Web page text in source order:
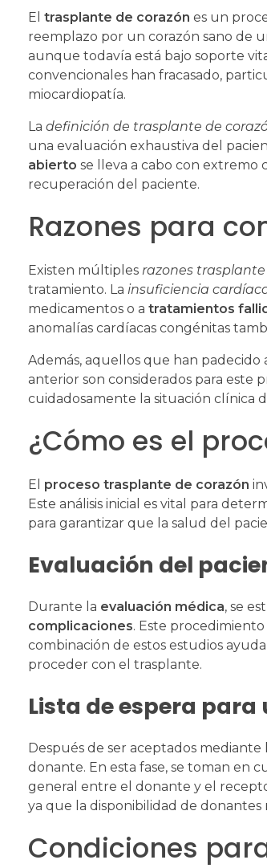
El trasplante de corazón es un
reemplazo por un corazón sano de
aunque todavía está bajo soporte
convencionales han fracasado,
miocardiopatía.
La definición de trasplante de
una evaluación exhaustiva del
abierto se lleva a cabo con extremo
recuperación del paciente.
Razones para
Existen múltiples razones
tratamiento. La insuficiencia
medicamentos o a tratamientos
anomalías cardíacas congénitas
Además, aquellos que han
anterior son considerados para este
cuidadosamente la situación clínica
¿Cómo es el
El proceso trasplante de corazón
Este análisis inicial es vital para
para garantizar que la salud del
Evaluación del
Durante la evaluación médica, se
complicaciones. Este
combinación de estos estudios
proceder con el trasplante.
Lista de espera
Después de ser aceptados mediante
donante. En esta fase, se toman en
general entre el donante y el
ya que la disponibilidad de
Condiciones